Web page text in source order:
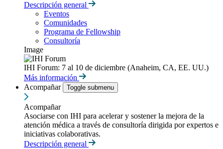
Descripción general
Eventos
Comunidades
Programa de Fellowship
Consultoría
Image
IHI Forum: 7 al 10 de diciembre (Anaheim, CA, EE. UU.)
Más información
Acompañar
Toggle submenu
Acompañar
Asociarse con IHI para acelerar y sostener la mejora de la
atención médica a través de consultoría dirigida por expertos e
iniciativas colaborativas.
Descripción general